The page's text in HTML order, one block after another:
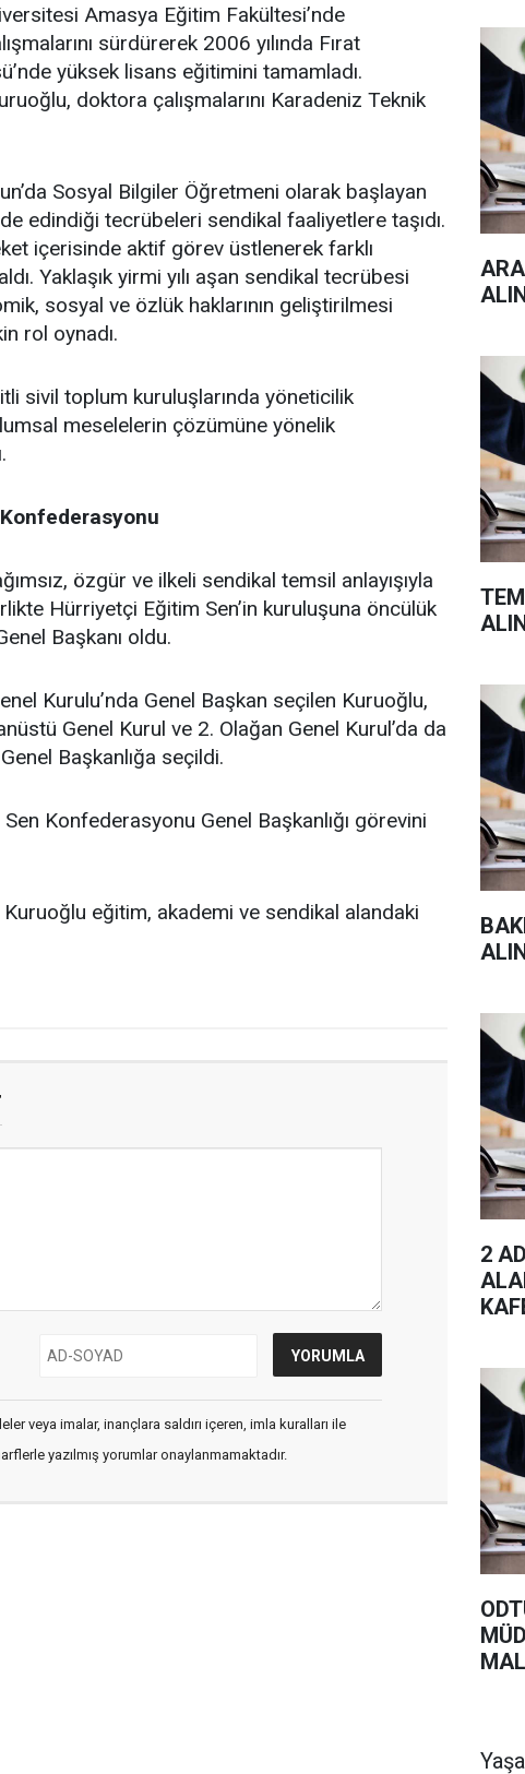
Amasya Eğitim Fakültesi’nde
sürdürerek 2006 yılında Fırat
yüksek lisans eğitimini tamamladı.
doktora çalışmalarını Karadeniz Teknik
Sosyal Bilgiler Öğretmeni olarak başlayan
edindiği tecrübeleri sendikal faaliyetlere taşıdı.
içerisinde aktif görev üstlenerek farklı
Yaklaşık yirmi yılı aşan sendikal tecrübesi
sosyal ve özlük haklarının geliştirilmesi
rol oynadı.
sivil toplum kuruluşlarında yöneticilik
meselelerin çözümüne yönelik
özgür ve ilkeli sendikal temsil anlayışıyla
Hürriyetçi Eğitim Sen’in kuruluşuna öncülük
Başkanı oldu.
Kurulu’nda Genel Başkan seçilen Kuruoğlu,
Genel Kurul ve 2. Olağan Genel Kurul’da da
Başkanlığa seçildi.
Konfederasyonu Genel Başkanlığı görevini
eğitim, akademi ve sendikal alandaki
veya imalar, inançlara saldırı içeren, imla kuralları ile
yazılmış yorumlar onaylanmamaktadır.
2